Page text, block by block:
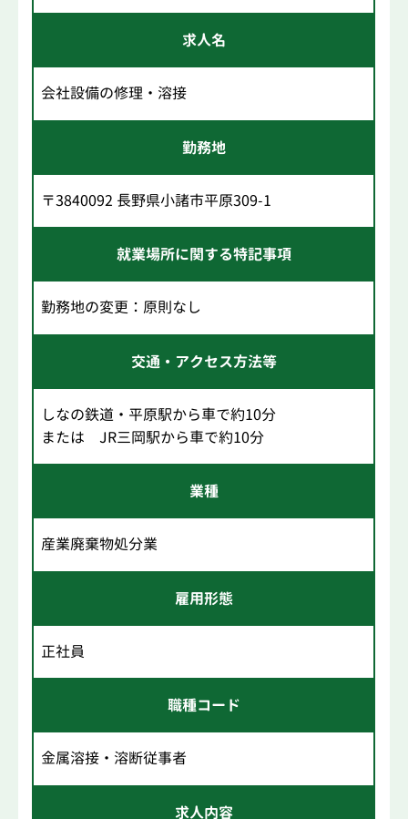
求人名
会社設備の修理・溶接
勤務地
〒3840092 長野県小諸市平原309-1
就業場所に関する特記事項
勤務地の変更：原則なし
交通・アクセス方法等
しなの鉄道・平原駅から車で約10分
または JR三岡駅から車で約10分
業種
産業廃棄物処分業
雇用形態
正社員
職種コード
金属溶接・溶断従事者
求人内容